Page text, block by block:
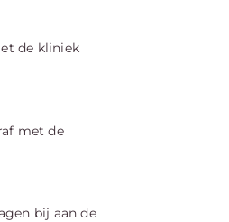
de kliniek
met de
bij aan de